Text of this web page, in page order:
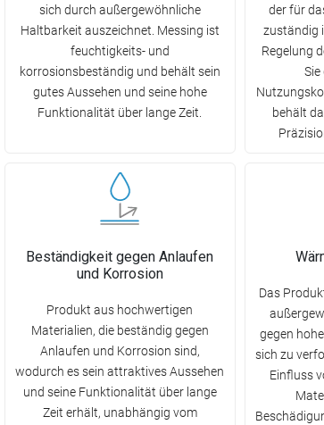
sich durch außergewöhnliche
Haltbarkeit auszeichnet. Messing ist
feuchtigkeits- und
korrosionsbeständig und behält sein
gutes Aussehen und seine hohe
Funktionalität über lange Zeit.
der für
zuständig
Regelung
behält
Beständigkeit gegen Anlaufen
und Korrosion
Produkt aus hochwertigen
Materialien, die beständig gegen
Anlaufen und Korrosion sind,
wodurch es sein attraktives Aussehen
und seine Funktionalität über lange
Zeit erhält, unabhängig vom
Das
gegen
sich zu
Einfluss